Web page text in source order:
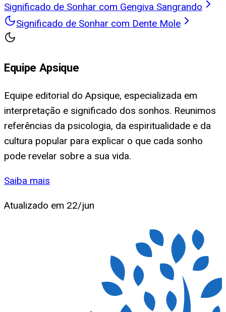
Significado de Sonhar com Gengiva Sangrando
Significado de Sonhar com Dente Mole
Equipe Apsique
Equipe editorial do Apsique, especializada em
interpretação e significado dos sonhos. Reunimos
referências da psicologia, da espiritualidade e da
cultura popular para explicar o que cada sonho
pode revelar sobre a sua vida.
Saiba mais
Atualizado em 22/jun